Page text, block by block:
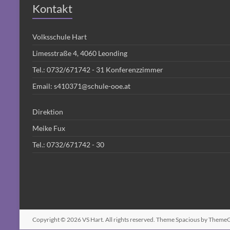
Kontakt
Volksschule Hart
Limesstraße 4, 4060 Leonding
Tel.: 0732/671742 - 31 Konferenzzimmer
Email: s410371@schule-ooe.at
Direktion
Meike Fux
Tel.: 0732/671742 - 30
Copyright © 2026VS Hart. All rights reserved. ThemeSpacious by